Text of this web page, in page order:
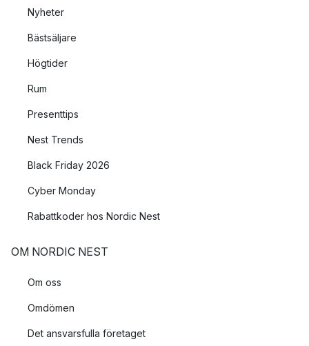
Nyheter
Bästsäljare
Högtider
Rum
Presenttips
Nest Trends
Black Friday 2026
Cyber Monday
Rabattkoder hos Nordic Nest
OM NORDIC NEST
Om oss
Omdömen
Det ansvarsfulla företaget